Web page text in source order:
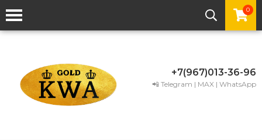
0
+7(967)013-36-96
📲 Telegram | MAX | WhatsApp